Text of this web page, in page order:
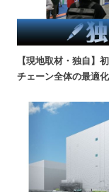
【現地取材・独自】
チェーン全体の最適